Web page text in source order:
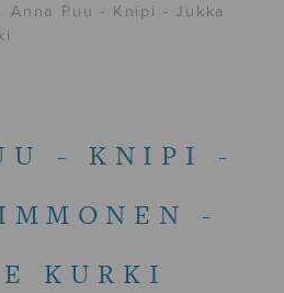
Anna Puu - Knipi - Jukka
- KNIPI -
-
KURKI